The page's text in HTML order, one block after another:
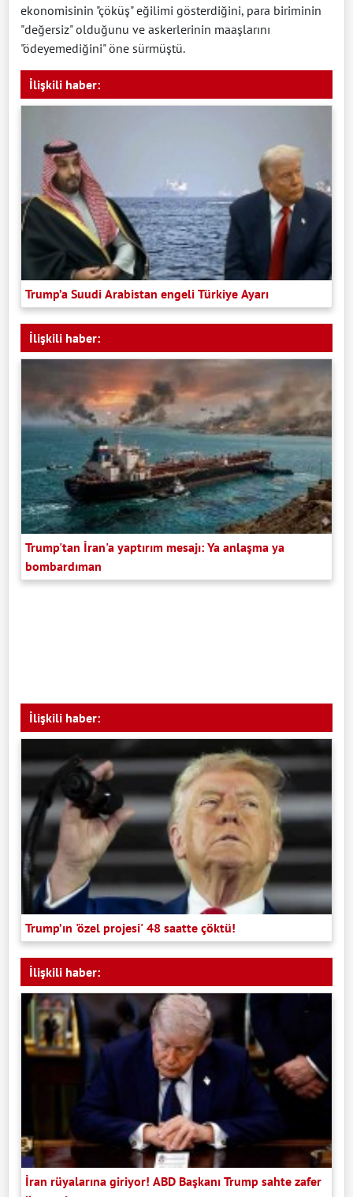
ekonomisinin "çöküş" eğilimi gösterdiğini, para biriminin
"değersiz" olduğunu ve askerlerinin maaşlarını
"ödeyemediğini" öne sürmüştü.
İlişkili haber:
Trump’a Suudi Arabistan engeli Türkiye Ayarı
İlişkili haber:
Trump'tan İran'a yaptırım mesajı: Ya anlaşma ya
bombardıman
İlişkili haber:
Trump’ın 'özel projesi' 48 saatte çöktü!
İlişkili haber:
İran rüyalarına giriyor! ABD Başkanı Trump sahte zafer